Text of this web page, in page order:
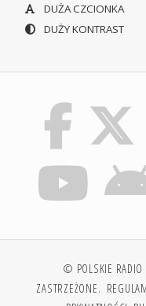
DUŻA CZCIONKA
DUŻY KONTRAST
© POLSKIE RADIO
ZASTRZEŻONE.